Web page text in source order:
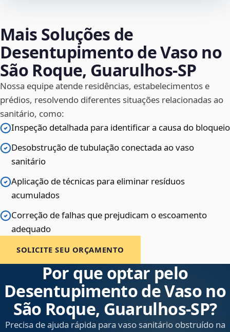
Mais Soluções de
Desentupimento de Vaso no
São Roque, Guarulhos‑SP
Nossa equipe atende residências, estabelecimentos e
prédios, resolvendo diferentes situações relacionadas ao
sanitário, como:
Inspeção detalhada para identificar a causa do bloqueio
Desobstrução de tubulação conectada ao vaso
sanitário
Aplicação de técnicas para eliminar resíduos
acumulados
Correção de falhas que prejudicam o escoamento
adequado
SOLICITE SEU ORÇAMENTO
Por que optar pelo
Desentupimento de Vaso no
São Roque, Guarulhos‑SP?
Precisa de ajuda rápida para vaso sanitário obstruído na